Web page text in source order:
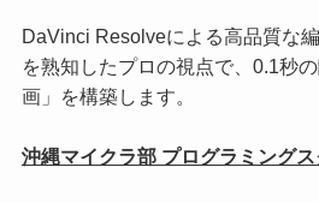
DaVinci Resolveによる高品質な
を熟知したプロの視点で、0.1秒
画」を構築します。
沖縄マイクラ部 プログラミング